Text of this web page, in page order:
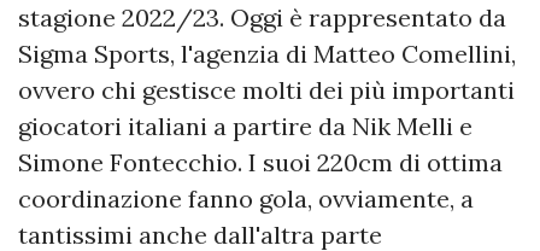
stagione 2022/23. Oggi è rappresentato da
Sigma Sports, l'agenzia di Matteo Comellini,
ovvero chi gestisce molti dei più importanti
giocatori italiani a partire da Nik Melli e
Simone Fontecchio. I suoi 220cm di ottima
coordinazione fanno gola, ovviamente, a
tantissimi anche dall'altra parte